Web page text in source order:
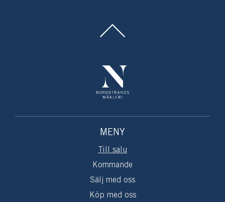
MENY
Till salu
Kommande
Sälj med oss
Köp med oss